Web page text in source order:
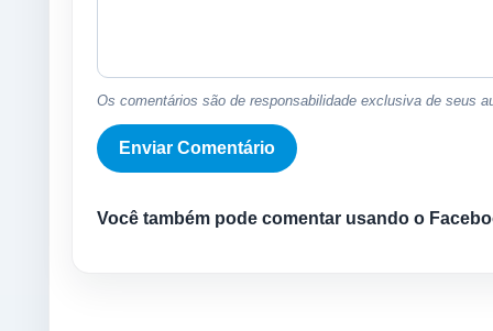
Os comentários são de responsabilidade exclusiva de seus
Você também pode comentar usando o